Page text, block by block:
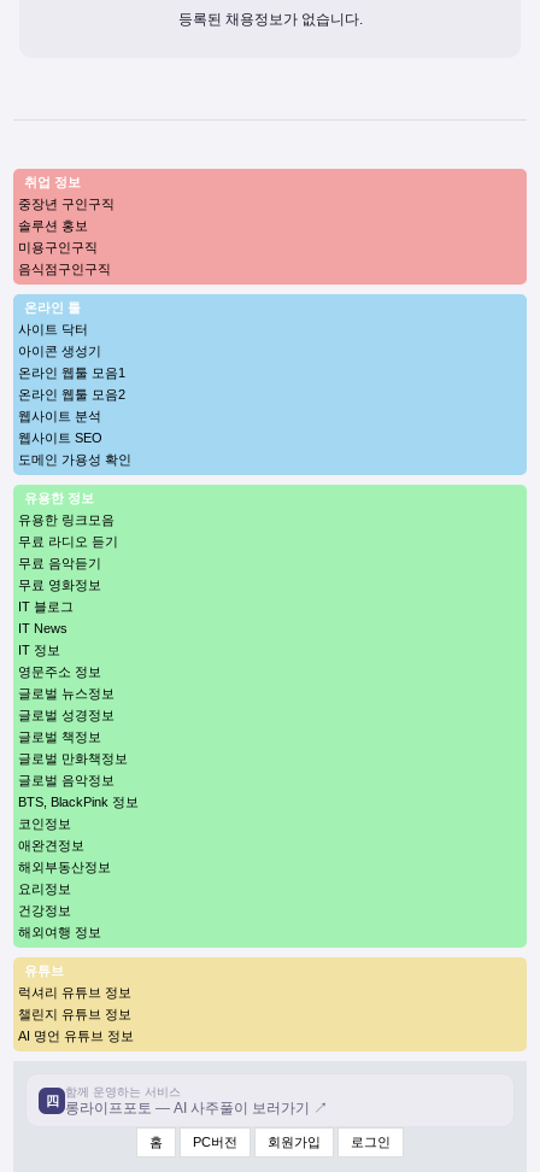
등록된 채용정보가 없습니다.
취업 정보
중장년 구인구직
솔루션 홍보
미용구인구직
음식점구인구직
온라인 툴
사이트 닥터
아이콘 생성기
온라인 웹툴 모음1
온라인 웹툴 모음2
웹사이트 분석
웹사이트 SEO
도메인 가용성 확인
유용한 정보
유용한 링크모음
무료 라디오 듣기
무료 음악듣기
무료 영화정보
IT 블로그
IT News
IT 정보
영문주소 정보
글로벌 뉴스정보
글로벌 성경정보
글로벌 책정보
글로벌 만화책정보
글로벌 음악정보
BTS, BlackPink 정보
코인정보
애완견정보
해외부동산정보
요리정보
건강정보
해외여행 정보
유튜브
럭셔리 유튜브 정보
챌린지 유튜브 정보
AI 명언 유튜브 정보
四
함께 운영하는 서비스
롱라이프포토 — AI 사주풀이 보러가기 ↗
홈 PC버전 회원가입 로그인